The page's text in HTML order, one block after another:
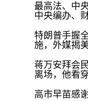
最高法、中
中央编办、
特朗普手握
施，外媒揭
蒋万安拜会
离场，他看
高市早苗感